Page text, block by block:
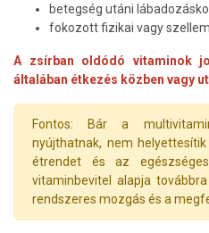
betegség utáni
fokozott fizikai vagy
A zsírban oldódó vitaminok
általában étkezés közben vagy
Fontos: Bár a
nyújthatnak, nem
étrendet és az
vitaminbevitel alapja
rendszeres mozgás és a